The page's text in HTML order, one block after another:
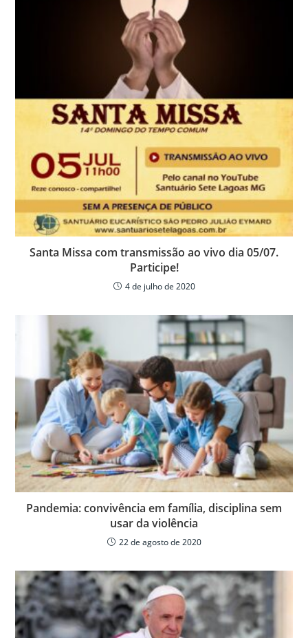
ar
Santa Missa com transmissão ao vivo dia 05/07.
Participe!
4 de julho de 2020
Pandemia: convivência em família, disciplina sem
usar da violência
22 de agosto de 2020